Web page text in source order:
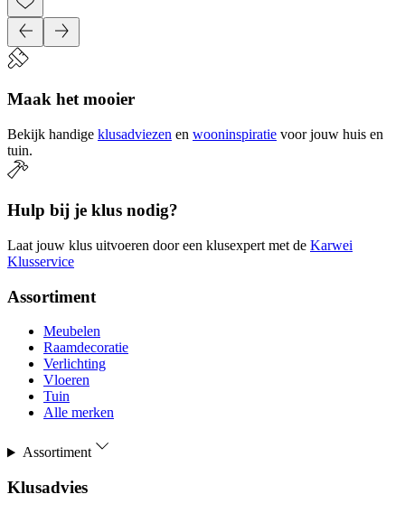
Maak het mooier
Bekijk handige klusadviezen en wooninspiratie voor jouw huis en
tuin.
Hulp bij je klus nodig?
Laat jouw klus uitvoeren door een klusexpert met de Karwei
Klusservice
Assortiment
Meubelen
Raamdecoratie
Verlichting
Vloeren
Tuin
Alle merken
Assortiment
Klusadvies